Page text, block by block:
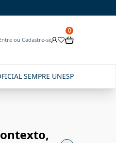
ou Cadastre-se
0
SEMPRE UNESP